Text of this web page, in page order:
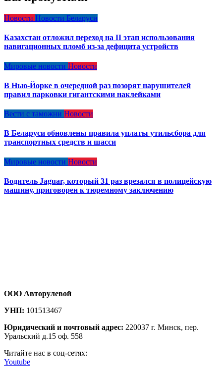
Новости Новости Беларуси
Казахстан отложил переход на II этап использования
навигационных пломб из-за дефицита устройств
Мировые новости Новости
В Нью-Йорке в очередной раз позорят нарушителей
правил парковки гигантскими наклейками
Вести с таможни Новости
В Беларуси обновлены правила уплаты утильсбора для
транспортных средств и шасси
Мировые новости Новости
Водитель Jaguar, который 31 раз врезался в полицейскую
машину, приговорен к тюремному заключению
ООО Авторулевой
УНП: 101513467
Юридический и почтовый адрес: 220037 г. Минск, пер.
Уральский д.15 оф. 558
Читайте нас в соц-сетях:
Youtube